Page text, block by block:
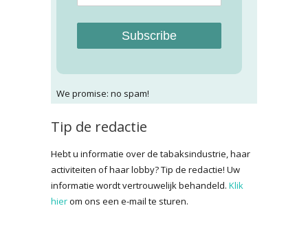
Subscribe
We promise: no spam!
Tip de redactie
Hebt u informatie over de tabaksindustrie, haar
activiteiten of haar lobby? Tip de redactie! Uw
informatie wordt vertrouwelijk behandeld. Klik
hierom ons een e-mail te sturen.